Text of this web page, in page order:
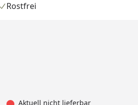
Rostfrei
Aktuell nicht lieferbar